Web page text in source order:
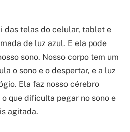
das telas do celular, tablet e
de luz azul. E ela pode
sono. Nosso corpo tem um
o sono e o despertar, e a luz
Ela faz nosso cérebro
que dificulta pegar no sono e
agitada.